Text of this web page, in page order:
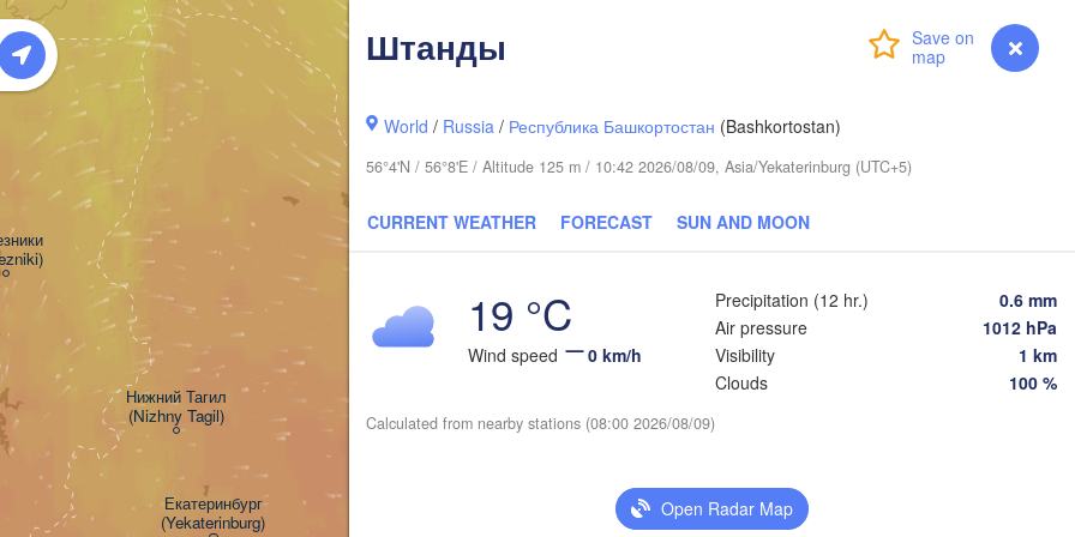
myVentusky Forecast
Штанды
World / Russia / Республика Башкортостан (Bashkortostan)
56°4'N / 56°8'E / Altitude 125 m / 10:42 2026/08/09, Asia/Yekaterinburg (UTC+5)
CURRENT WEATHER FORECAST SUN AND MOON
19 °C
Wind speed 0 km/h
Precipitation (12 hr.)
0.6 mm
Air pressure
1012 hPa
Visibility
1 km
Clouds
100 %
Calculated from nearby stations (08:00 2026/08/09)
Open Radar Map
Екатеринбург
(Yekaterinburg)
Нижний Тагил
(Nizhny Tagil)
Сургут
(Surgut)